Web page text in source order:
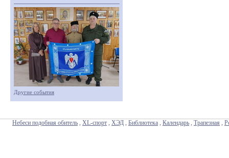
Другие события
Небеси подобная обитель , XL-спорт , ХЭД , Библиотека , Календарь , Трапезная ,